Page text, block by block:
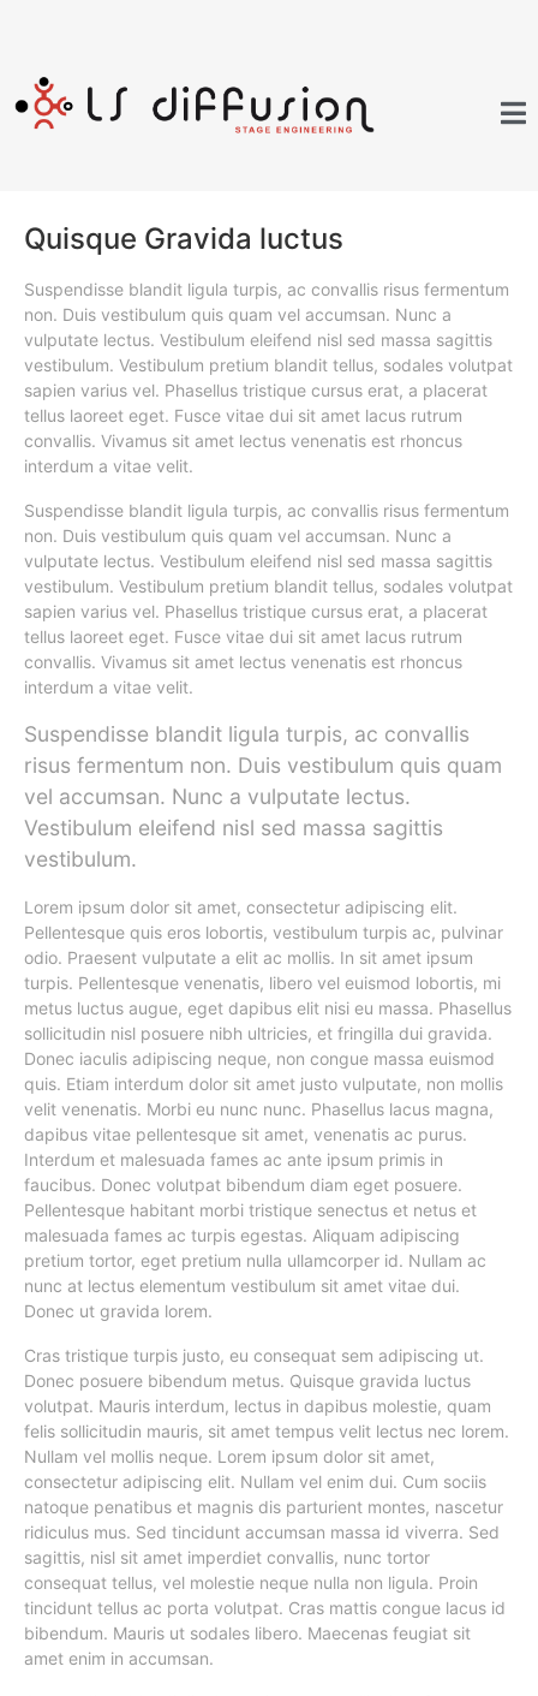
Quisque Gravida luctus
Suspendisse blandit ligula turpis, ac convallis risus fermentum
non. Duis vestibulum quis quam vel accumsan. Nunc a
vulputate lectus. Vestibulum eleifend nisl sed massa sagittis
vestibulum. Vestibulum pretium blandit tellus, sodales volutpat
sapien varius vel. Phasellus tristique cursus erat, a placerat
tellus laoreet eget. Fusce vitae dui sit amet lacus rutrum
convallis. Vivamus sit amet lectus venenatis est rhoncus
interdum a vitae velit.
Suspendisse blandit ligula turpis, ac convallis risus fermentum
non. Duis vestibulum quis quam vel accumsan. Nunc a
vulputate lectus. Vestibulum eleifend nisl sed massa sagittis
vestibulum. Vestibulum pretium blandit tellus, sodales volutpat
sapien varius vel. Phasellus tristique cursus erat, a placerat
tellus laoreet eget. Fusce vitae dui sit amet lacus rutrum
convallis. Vivamus sit amet lectus venenatis est rhoncus
interdum a vitae velit.
Suspendisse blandit ligula turpis, ac convallis
risus fermentum non. Duis vestibulum quis quam
vel accumsan. Nunc a vulputate lectus.
Vestibulum eleifend nisl sed massa sagittis
vestibulum.
Lorem ipsum dolor sit amet, consectetur adipiscing elit.
Pellentesque quis eros lobortis, vestibulum turpis ac, pulvinar
odio. Praesent vulputate a elit ac mollis. In sit amet ipsum
turpis. Pellentesque venenatis, libero vel euismod lobortis, mi
metus luctus augue, eget dapibus elit nisi eu massa. Phasellus
sollicitudin nisl posuere nibh ultricies, et fringilla dui gravida.
Donec iaculis adipiscing neque, non congue massa euismod
quis. Etiam interdum dolor sit amet justo vulputate, non mollis
velit venenatis. Morbi eu nunc nunc. Phasellus lacus magna,
dapibus vitae pellentesque sit amet, venenatis ac purus.
Interdum et malesuada fames ac ante ipsum primis in
faucibus. Donec volutpat bibendum diam eget posuere.
Pellentesque habitant morbi tristique senectus et netus et
malesuada fames ac turpis egestas. Aliquam adipiscing
pretium tortor, eget pretium nulla ullamcorper id. Nullam ac
nunc at lectus elementum vestibulum sit amet vitae dui.
Donec ut gravida lorem.
Cras tristique turpis justo, eu consequat sem adipiscing ut.
Donec posuere bibendum metus. Quisque gravida luctus
volutpat. Mauris interdum, lectus in dapibus molestie, quam
felis sollicitudin mauris, sit amet tempus velit lectus nec lorem.
Nullam vel mollis neque. Lorem ipsum dolor sit amet,
consectetur adipiscing elit. Nullam vel enim dui. Cum sociis
natoque penatibus et magnis dis parturient montes, nascetur
ridiculus mus. Sed tincidunt accumsan massa id viverra. Sed
sagittis, nisl sit amet imperdiet convallis, nunc tortor
consequat tellus, vel molestie neque nulla non ligula. Proin
tincidunt tellus ac porta volutpat. Cras mattis congue lacus id
bibendum. Mauris ut sodales libero. Maecenas feugiat sit
amet enim in accumsan.